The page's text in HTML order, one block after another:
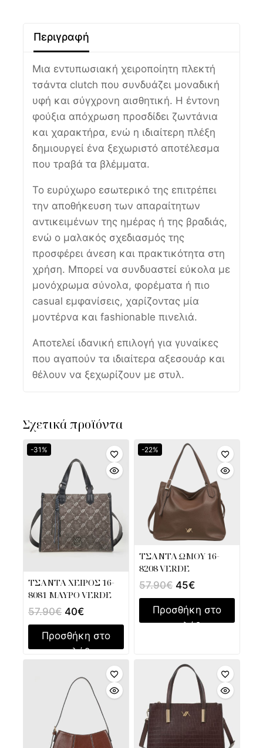
Περιγραφή
Μια εντυπωσιακή χειροποίητη πλεκτή
τσάντα clutch που συνδυάζει μοναδική
υφή και σύγχρονη αισθητική. Η έντονη
φούξια απόχρωση προσδίδει ζωντάνια
και χαρακτήρα, ενώ η ιδιαίτερη πλέξη
δημιουργεί ένα ξεχωριστό αποτέλεσμα
που τραβά τα βλέμματα.
Το ευρύχωρο εσωτερικό της επιτρέπει
την αποθήκευση των απαραίτητων
αντικειμένων της ημέρας ή της βραδιάς,
ενώ ο μαλακός σχεδιασμός της
προσφέρει άνεση και πρακτικότητα στη
χρήση. Μπορεί να συνδυαστεί εύκολα με
μονόχρωμα σύνολα, φορέματα ή πιο
casual εμφανίσεις, χαρίζοντας μία
μοντέρνα και fashionable πινελιά.
Αποτελεί ιδανική επιλογή για γυναίκες
που αγαπούν τα ιδιαίτερα αξεσουάρ και
θέλουν να ξεχωρίζουν με στυλ.
Σχετικά προϊόντα
-31%
ΤΣΑΝΤΑ ΧΕΙΡΟΣ 16-
8081 ΜΑΥΡΟ VERDE
57.90€ 40€
Προσθήκη στο
καλάθι
-22%
ΤΣΑΝΤΑ ΩΜΟΥ 16-
8208 VERDE
57.90€ 45€
Προσθήκη στο
καλάθι